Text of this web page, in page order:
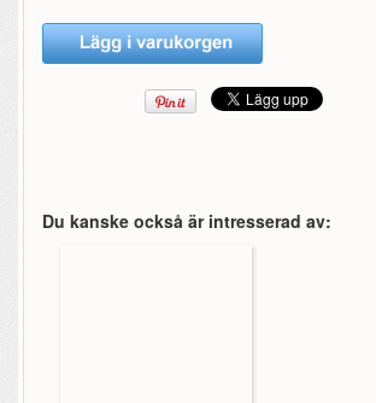
Du kanske också är intresserad av: